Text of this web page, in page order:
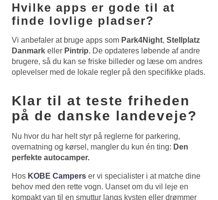
Hvilke apps er gode til at
finde lovlige pladser?
Vi anbefaler at bruge apps som Park4Night, Stellplatz
Danmark eller Pintrip. De opdateres løbende af andre
brugere, så du kan se friske billeder og læse om andres
oplevelser med de lokale regler på den specifikke plads.
Klar til at teste friheden
på de danske landeveje?
Nu hvor du har helt styr på reglerne for parkering,
overnatning og kørsel, mangler du kun én ting: Den
perfekte autocamper.
Hos KOBE Campers er vi specialister i at matche dine
behov med den rette vogn. Uanset om du vil leje en
kompakt van til en smuttur langs kysten eller drømmer